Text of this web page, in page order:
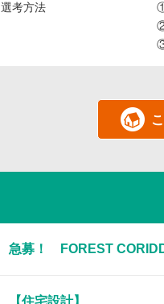
選考方法
急募！ FOREST
【住宅設計】